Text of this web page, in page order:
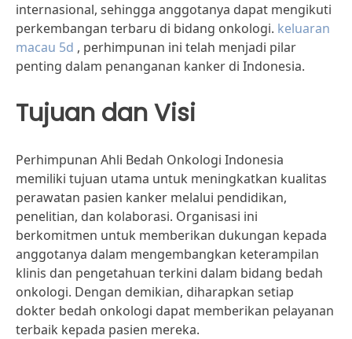
internasional, sehingga anggotanya dapat mengikuti
perkembangan terbaru di bidang onkologi. keluaran
macau 5d , perhimpunan ini telah menjadi pilar
penting dalam penanganan kanker di Indonesia.
Tujuan dan Visi
Perhimpunan Ahli Bedah Onkologi Indonesia
memiliki tujuan utama untuk meningkatkan kualitas
perawatan pasien kanker melalui pendidikan,
penelitian, dan kolaborasi. Organisasi ini
berkomitmen untuk memberikan dukungan kepada
anggotanya dalam mengembangkan keterampilan
klinis dan pengetahuan terkini dalam bidang bedah
onkologi. Dengan demikian, diharapkan setiap
dokter bedah onkologi dapat memberikan pelayanan
terbaik kepada pasien mereka.